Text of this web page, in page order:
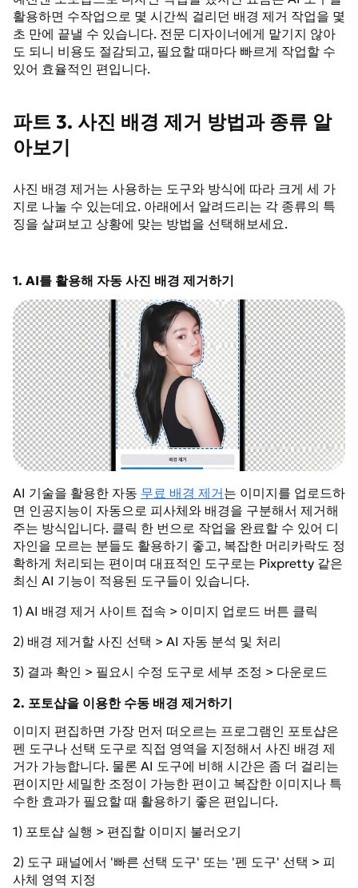
활용하면 수작업으로 몇 시간씩 걸리던 배경 제거 작업을 몇
초 만에 끝낼 수 있습니다. 전문 디자이너에게 맡기지 않아
도 되니 비용도 절감되고, 필요할 때마다 빠르게 작업할 수
있어 효율적인 편입니다.
파트 3. 사진 배경 제거 방법과 종류 알
아보기
사진 배경 제거는 사용하는 도구와 방식에 따라 크게 세 가
지로 나눌 수 있는데요. 아래에서 알려드리는 각 종류의 특
징을 살펴보고 상황에 맞는 방법을 선택해보세요.
1. AI를 활용해 자동 사진 배경 제거하기
AI 기술을 활용한 자동 무료 배경 제거는 이미지를 업로드하
면 인공지능이 자동으로 피사체와 배경을 구분해서 제거해
주는 방식입니다. 클릭 한 번으로 작업을 완료할 수 있어 디
자인을 모르는 분들도 활용하기 좋고, 복잡한 머리카락도 정
확하게 처리되는 편이며 대표적인 도구로는 Pixpretty 같은
최신 AI 기능이 적용된 도구들이 있습니다.
1) AI 배경 제거 사이트 접속 > 이미지 업로드 버튼 클릭
2) 배경 제거할 사진 선택 > AI 자동 분석 및 처리
3) 결과 확인 > 필요시 수정 도구로 세부 조정 > 다운로드
2. 포토샵을 이용한 수동 배경 제거하기
이미지 편집하면 가장 먼저 떠오르는 프로그램인 포토샵은
펜 도구나 선택 도구로 직접 영역을 지정해서 사진 배경 제
거가 가능합니다. 물론 AI 도구에 비해 시간은 좀 더 걸리는
편이지만 세밀한 조정이 가능한 편이고 복잡한 이미지나 특
수한 효과가 필요할 때 활용하기 좋은 편입니다.
1) 포토샵 실행 > 편집할 이미지 불러오기
2) 도구 패널에서 '빠른 선택 도구' 또는 '펜 도구' 선택 > 피
사체 영역 지정